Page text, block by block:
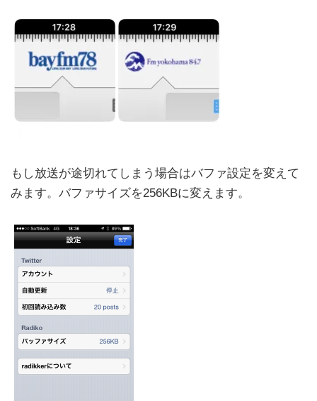
もし放送が途切れてしまう場合はバファ設定を変えて
みます。バファサイズを256KBに変えます。